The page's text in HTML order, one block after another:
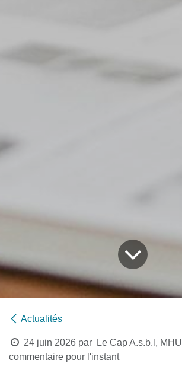
Actualités
24 juin 2026 par Le Cap A.s.b.l, MHU
commentaire pour l'instant